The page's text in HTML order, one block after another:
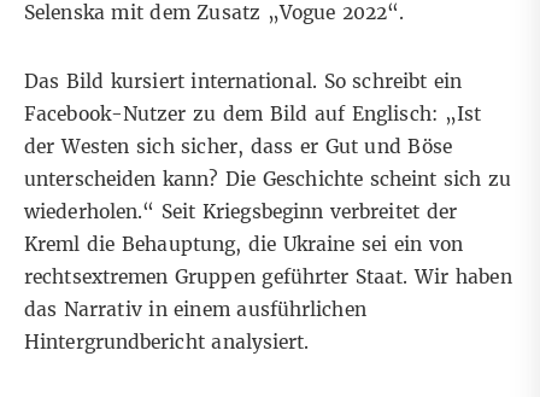
Selenska mit dem Zusatz „Vogue 2022“.
Das Bild kursiert international. Soschreibt ein
Facebook-Nutzer zu dem Bild auf Englisch: „Ist
der Westen sich sicher, dass er Gut und Böse
unterscheiden kann? Die Geschichte scheint sich zu
wiederholen.“ Seit Kriegsbeginn verbreitet der
Kreml die Behauptung, die Ukraine sei ein von
rechtsextremen Gruppen geführter Staat. Wir haben
das Narrativ in einem ausführlichen
Hintergrundberichtanalysiert.